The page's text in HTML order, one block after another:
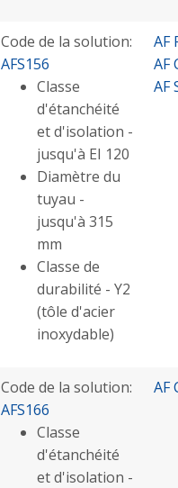
Code de la solution:
AFS156
Classe
d'étanchéité
et d'isolation -
jusqu'à EI 120
Diamètre du
tuyau -
jusqu'à 315
mm
Classe de
durabilité - Y2
(tôle d'acier
inoxydable)
AF
AF
AF
Code de la solution:
AFS166
Classe
d'étanchéité
et d'isolation -
AF